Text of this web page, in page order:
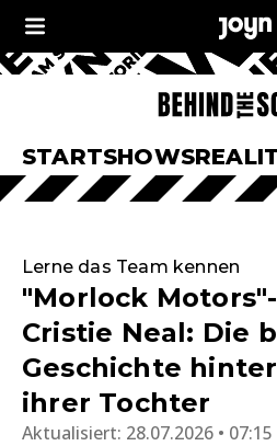
STARTSHOWS
Lerne das Team kennen
"Morlock
Cristie Neal: Die
Geschichte
ihrer Tochter
Aktualisiert: 28.07.2026 •